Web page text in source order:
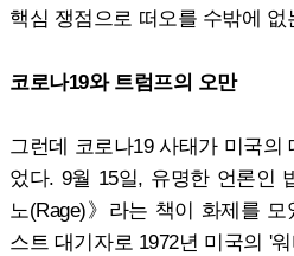
핵심 쟁점으로 떠오를 수밖에 없
코로나19와 트럼프의 오만
그런데 코로나19 사태가 미국의
었다. 9월 15일, 유명한 언론인
노(Rage)》라는 책이 화제를
스트 대기자로 1972년 미국의 '